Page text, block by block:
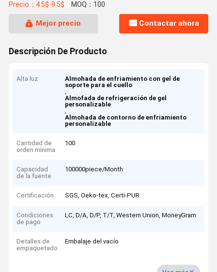
Precio：4.5$-9.5$ MOQ：100
Mejor precio Contactar ahora
Descripción De Producto
Alta luz
Almohada de enfriamiento con gel de
soporte para el cuello
,
Almofada de refrigeración de gel
personalizable
,
Almohada de contorno de enfriamiento
personalizable
Cantidad de
orden mínima
100
Capacidad
de la fuente
100000piece/Month
Certificación SGS, Oeko-tex, Certi-PUR
Condiciones
de pago
LC, D/A, D/P, T/T, Western Union, MoneyGram
Detalles de
empaquetado
Embalaje del vacío